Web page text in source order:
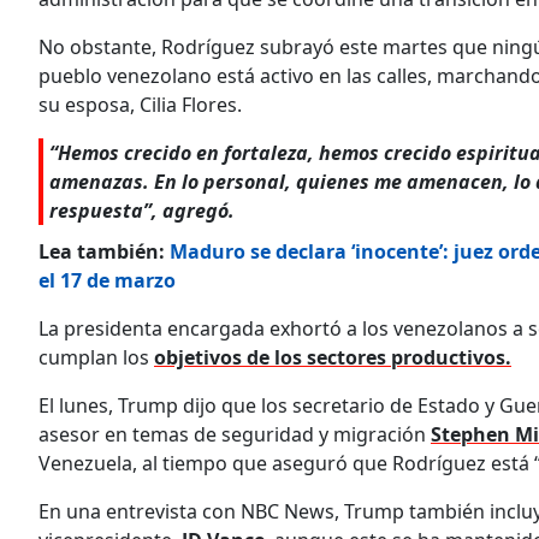
No obstante, Rodríguez subrayó este martes que
pueblo venezolano está activo en las calles,
su esposa, Cilia Flores.
“Hemos crecido en fortaleza, hemos crecido
amenazas. En lo personal, quienes me amenacen,
respuesta”, agregó.
Lea también: Maduro se declara ‘inocente’: juez
el 17 de marzo
La presidenta encargada exhortó a los venezolanos
cumplan los objetivos de los sectores productivos.
El lunes, Trump dijo que los secretario de Estado y
asesor en temas de seguridad y migración Stephen
Venezuela, al tiempo que aseguró que Rodríguez está
En una entrevista con NBC News, Trump también